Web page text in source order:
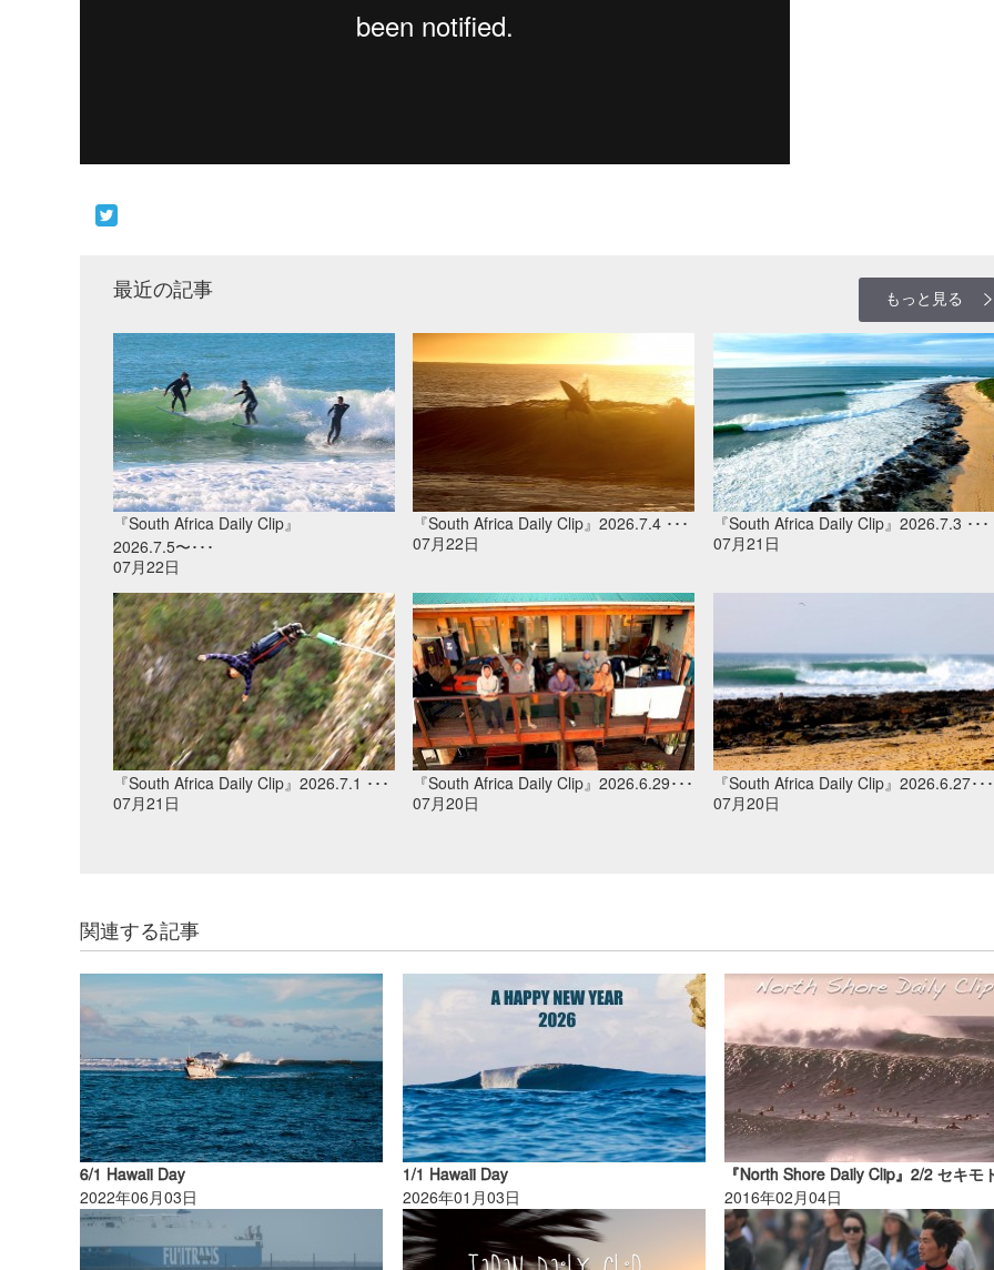
最近の記事 もっと見る
『South Africa Daily Clip』
2026.7.5〜･･･
07月22日
『South Africa Daily Clip』2026.7.4 ･･･
07月22日
『South Africa Daily Clip』2026.7.3 ･･･
07月21日
『South Africa Daily Clip』2026.7.1 ･･･
07月21日
『South Africa Daily Clip』2026.6.29･･･
07月20日
『South Africa Daily Clip』2026.6.27･･･
07月20日
関連する記事
6/1 Hawaii Day
2022年06月03日
1/1 Hawaii Day
2026年01月03日
2016年02月04日